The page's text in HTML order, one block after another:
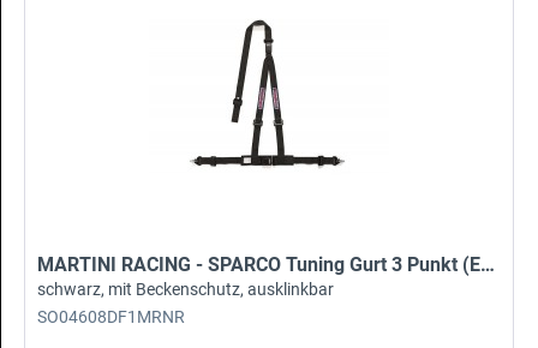
MARTINI RACING - SPARCO Tuning Gurt 3 Punkt (ECE)
schwarz, mit Beckenschutz, ausklinkbar
SO04608DF1MRNR